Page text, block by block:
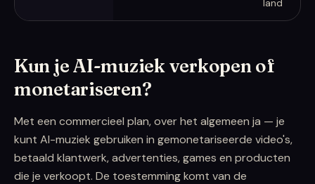
land
Kun je AI-muziek verkopen of
monetariseren?
Met een commercieel plan, over het algemeen ja — je
kunt AI-muziek gebruiken in gemonetariseerde video's,
betaald klantwerk, advertenties, games en producten
die je verkoopt. De toestemming komt van de